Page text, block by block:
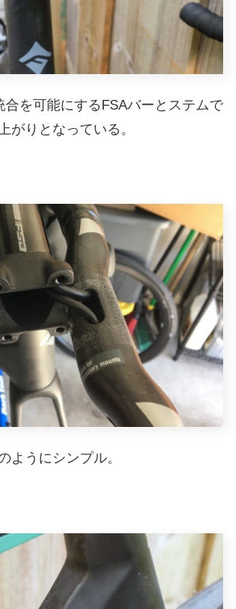
合を可能にするFSAバーとステムで
がりとなっている。
ようにシンプル。